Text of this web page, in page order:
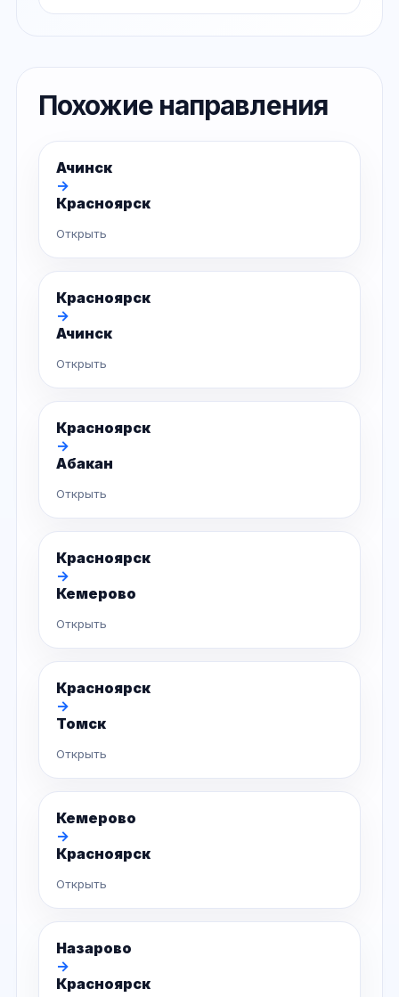
Похожие направления
Ачинск
→
Красноярск
Открыть
Красноярск
→
Ачинск
Открыть
Красноярск
→
Абакан
Открыть
Красноярск
→
Кемерово
Открыть
Красноярск
→
Томск
Открыть
Кемерово
→
Красноярск
Открыть
Назарово
→
Красноярск